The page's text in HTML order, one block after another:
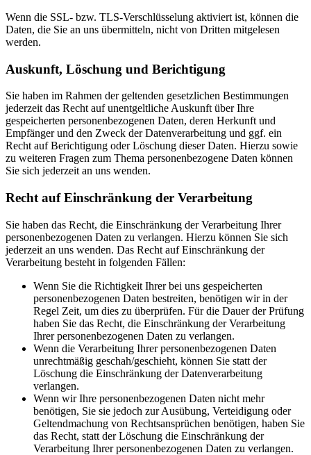
Wenn die SSL- bzw. TLS-Verschlüsselung aktiviert ist, können die
Daten, die Sie an uns übermitteln, nicht von Dritten mitgelesen
werden.
Auskunft, Löschung und Berichtigung
Sie haben im Rahmen der geltenden gesetzlichen Bestimmungen
jederzeit das Recht auf unentgeltliche Auskunft über Ihre
gespeicherten personenbezogenen Daten, deren Herkunft und
Empfänger und den Zweck der Datenverarbeitung und ggf. ein
Recht auf Berichtigung oder Löschung dieser Daten. Hierzu sowie
zu weiteren Fragen zum Thema personenbezogene Daten können
Sie sich jederzeit an uns wenden.
Recht auf Einschränkung der Verarbeitung
Sie haben das Recht, die Einschränkung der Verarbeitung Ihrer
personenbezogenen Daten zu verlangen. Hierzu können Sie sich
jederzeit an uns wenden. Das Recht auf Einschränkung der
Verarbeitung besteht in folgenden Fällen:
Wenn Sie die Richtigkeit Ihrer bei uns gespeicherten
personenbezogenen Daten bestreiten, benötigen wir in der
Regel Zeit, um dies zu überprüfen. Für die Dauer der Prüfung
haben Sie das Recht, die Einschränkung der Verarbeitung
Ihrer personenbezogenen Daten zu verlangen.
Wenn die Verarbeitung Ihrer personenbezogenen Daten
unrechtmäßig geschah/geschieht, können Sie statt der
Löschung die Einschränkung der Datenverarbeitung
verlangen.
Wenn wir Ihre personenbezogenen Daten nicht mehr
benötigen, Sie sie jedoch zur Ausübung, Verteidigung oder
Geltendmachung von Rechtsansprüchen benötigen, haben Sie
das Recht, statt der Löschung die Einschränkung der
Verarbeitung Ihrer personenbezogenen Daten zu verlangen.